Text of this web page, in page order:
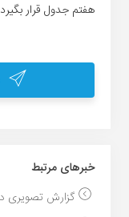
هفتم جدول قرار
خبر‌های مرتبط
گزارش تصویری